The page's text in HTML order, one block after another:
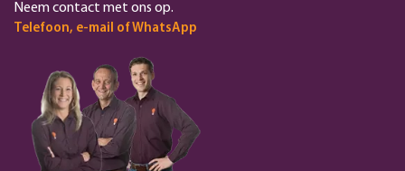
Neem contact met ons op.
Telefoon, e-mail of WhatsApp